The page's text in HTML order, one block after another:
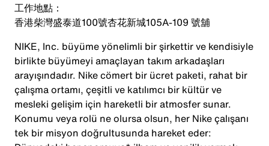
工作地點：
香港柴灣盛泰道100號杏花新城105A-109 號舖
NIKE, Inc. büyüme yönelimli bir şirkettir ve kendisiyle
birlikte büyümeyi amaçlayan takım arkadaşları
arayışındadır. Nike cömert bir ücret paketi, rahat bir
çalışma ortamı, çeşitli ve katılımcı bir kültür ve
mesleki gelişim için hareketli bir atmosfer sunar.
Konumu veya rolü ne olursa olsun, her Nike çalışanı
tek bir misyon doğrultusunda hareket eder: